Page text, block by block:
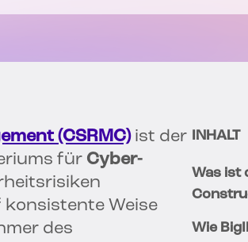
(CSRMC)ist der
für Cyber-
konsistente Weise
des
INHALT
Was ist
Wie